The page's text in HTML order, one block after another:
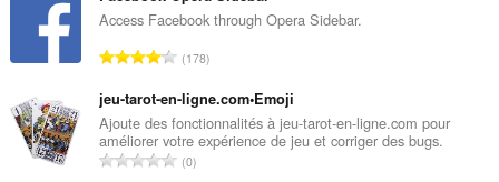
Access Facebook through Opera Sidebar.
З
г
а
л
ь
178
jeu-tarot-en-ligne.com•Emoji
Ajoute des fonctionnalités à jeu-tarot-en-ligne.com pour
améliorer votre expérience de jeu et corriger des bugs.
З0